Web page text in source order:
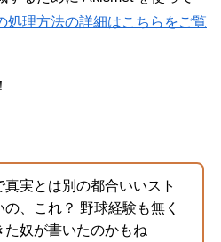
処理方法の詳細はこちらをご覧
実とは別の都合いいスト
、これ？ 野球経験も無く
た奴が書いたのかもね